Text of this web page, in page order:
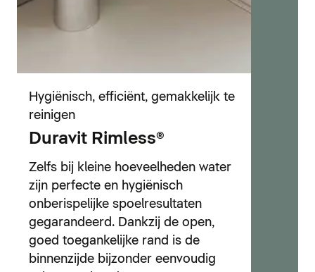
Hygiënisch, efficiënt, gemakkelijk te
reinigen
Duravit Rimless®
Zelfs bij kleine hoeveelheden water
zijn perfecte en hygiënisch
onberispelijke spoelresultaten
gegarandeerd. Dankzij de open,
goed toegankelijke rand is de
binnenzijde bijzonder eenvoudig